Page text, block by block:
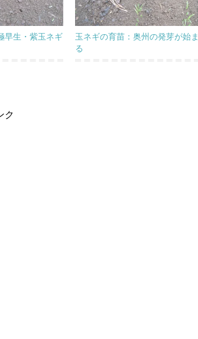
早生・紫玉ネギ
玉ネギの育苗：奥州の発芽が始ま
る
ク